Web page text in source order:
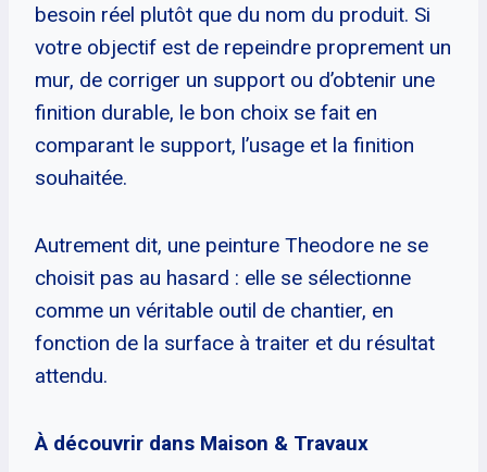
besoin réel plutôt que du nom du produit. Si
votre objectif est de repeindre proprement un
mur, de corriger un support ou d’obtenir une
finition durable, le bon choix se fait en
comparant le support, l’usage et la finition
souhaitée.
Autrement dit, une peinture Theodore ne se
choisit pas au hasard : elle se sélectionne
comme un véritable outil de chantier, en
fonction de la surface à traiter et du résultat
attendu.
À découvrir dans Maison & Travaux